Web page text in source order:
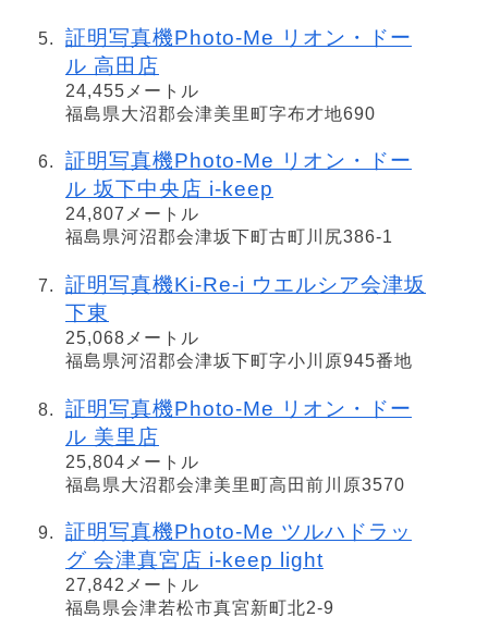
証明写真機Photo-Me リオン・ドー
ル 高田店
24,455メートル
福島県大沼郡会津美里町字布才地690
証明写真機Photo-Me リオン・ドー
ル 坂下中央店 i-keep
24,807メートル
福島県河沼郡会津坂下町古町川尻386-1
証明写真機Ki-Re-i ウエルシア会津坂
下東
25,068メートル
福島県河沼郡会津坂下町字小川原945番地
証明写真機Photo-Me リオン・ドー
ル 美里店
25,804メートル
福島県大沼郡会津美里町高田前川原3570
証明写真機Photo-Me ツルハドラッ
グ 会津真宮店 i-keep light
27,842メートル
福島県会津若松市真宮新町北2-9